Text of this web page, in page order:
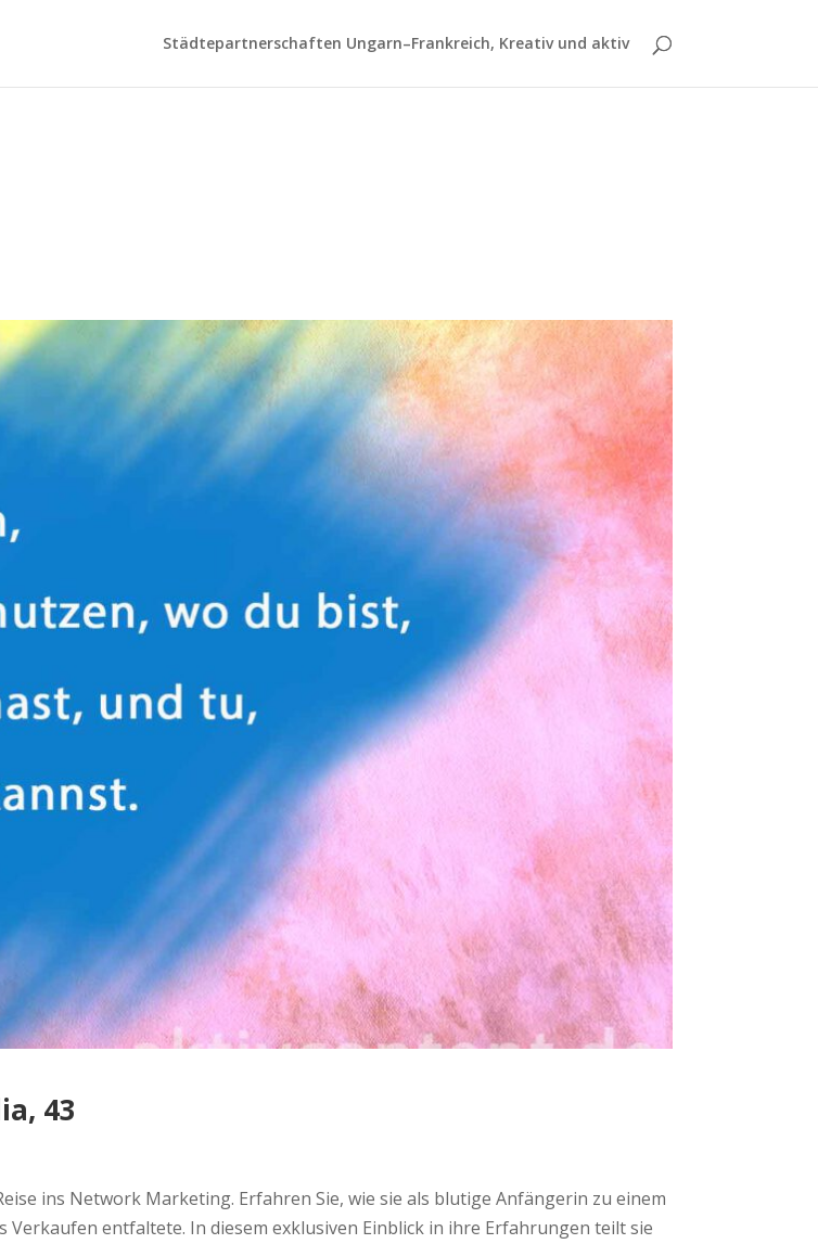
Städtepartnerschaften Ungarn–Frankreich, Kreativ und aktiv
43
ins Network Marketing. Erfahren Sie, wie sie als blutige Anfängerin zu einem
entfaltete. In diesem exklusiven Einblick in ihre Erfahrungen teilt sie